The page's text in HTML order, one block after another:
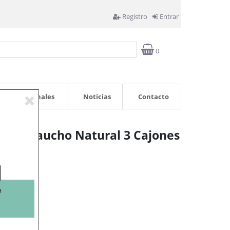
Registro Entrar
0
Profesionales Noticias Contacto
de Caucho Natural 3 Cajones